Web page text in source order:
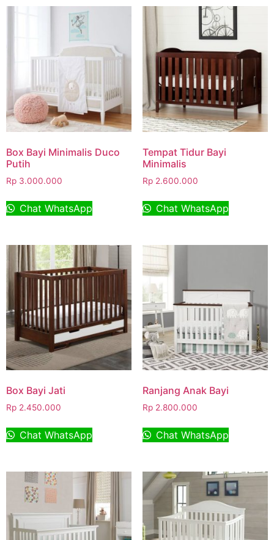
Box Bayi Minimalis Duco
Putih
Rp 3.000.000
Chat WhatsApp
Tempat Tidur Bayi
Minimalis
Rp2.600.000
Chat WhatsApp
Box Bayi Jati
Rp 2.450.000
Chat WhatsApp
Ranjang Anak Bayi
Rp2.800.000
Chat WhatsApp